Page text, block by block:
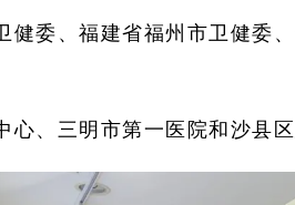
健委、福建省福州市卫健委
、三明市第一医院和沙县